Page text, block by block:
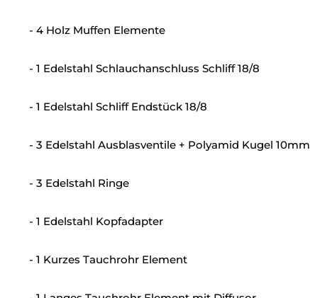
- 4 Holz Muffen Elemente
- 1 Edelstahl Schlauchanschluss Schliff 18/8
- 1 Edelstahl Schliff Endstück 18/8
- 3 Edelstahl Ausblasventile + Polyamid Kugel 10mm
- 3 Edelstahl Ringe
- 1 Edelstahl Kopfadapter
- 1 Kurzes Tauchrohr Element